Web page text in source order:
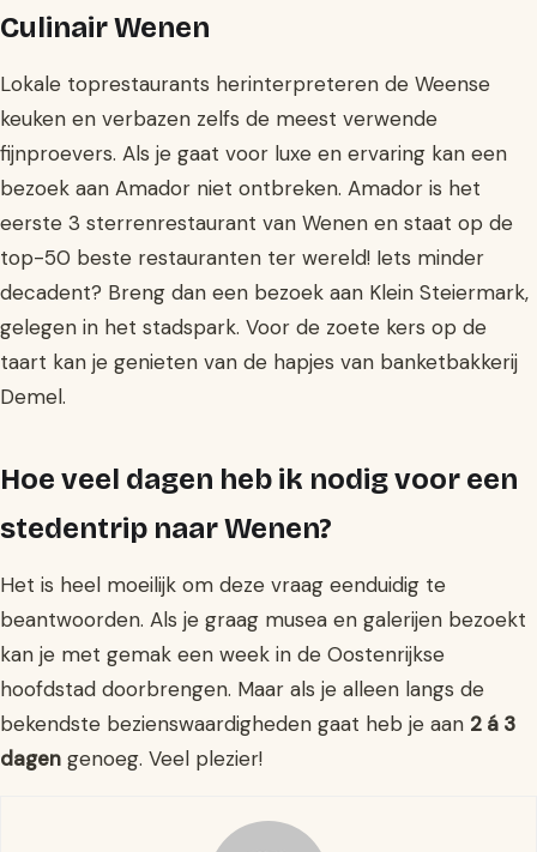
Culinair Wenen
Lokale toprestaurants herinterpreteren de Weense
keuken en verbazen zelfs de meest verwende
fijnproevers. Als je gaat voor luxe en ervaring kan een
bezoek aan Amador niet ontbreken. Amador is het
eerste 3 sterrenrestaurant van Wenen en staat op de
top-50 beste restauranten ter wereld! Iets minder
decadent? Breng dan een bezoek aan Klein Steiermark,
gelegen in het stadspark. Voor de zoete kers op de
taart kan je genieten van de hapjes van banketbakkerij
Demel.
Hoe veel dagen heb ik nodig voor een
stedentrip naar Wenen?
Het is heel moeilijk om deze vraag eenduidig te
beantwoorden. Als je graag musea en galerijen bezoekt
kan je met gemak een week in de Oostenrijkse
hoofdstad doorbrengen. Maar als je alleen langs de
bekendste bezienswaardigheden gaat heb je aan 2 á 3
dagen genoeg. Veel plezier!